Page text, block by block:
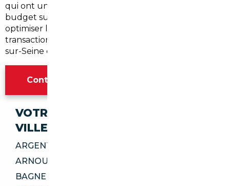
qui ont une idée précise du véhicule recherché, un
budget supérieur à
optimiser leur achat sans sacrifier la sécurité de la
transaction. Le profil typique des résidents de Croissy-
sur-Seine correspond bien à ce cas de figure.
Contacter l'agence Paris
VOTRE IMPORT SÉCURISÉ DANS CES
VILLES
ARGENTEUIL 95100
ARNOUVILLE 95400
BAGNEUX 92220